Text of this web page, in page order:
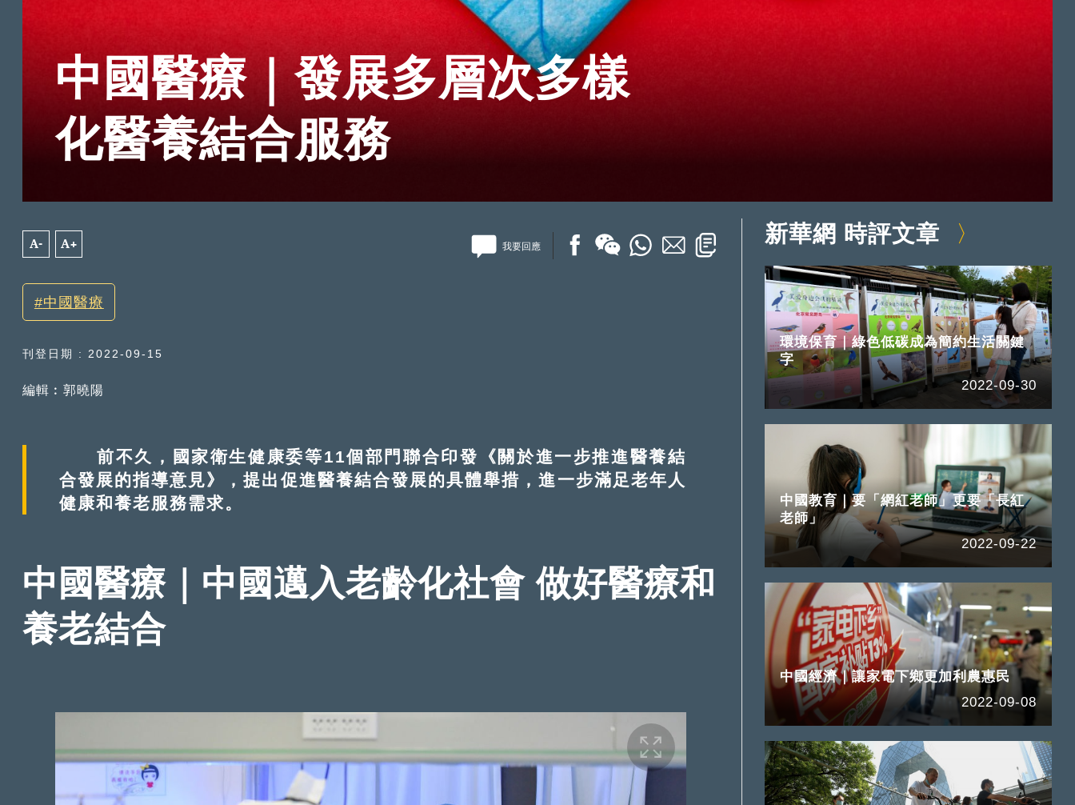
中國醫療｜發展多層次多樣
化醫養結合服務
A- A+ 我要回應
中國醫療
刊登日期 : 2022-09-15
編輯︰郭曉陽
前不久，國家衛生健康委等11個部門聯合印發《關於進一步推進醫養結
合發展的指導意見》，提出促進醫養結合發展的具體舉措，進一步滿足老年人
健康和養老服務需求。
中國醫療｜中國邁入老齡化社會 做好醫療和
養老結合
新華網 時評文章
環境保育｜綠色低碳成為簡約生活關鍵
字
2022-09-30
中國教育｜要「網紅老師」更要「長紅
老師」
2022-09-22
中國經濟｜讓家電下鄉更加利農惠民
2022-09-08